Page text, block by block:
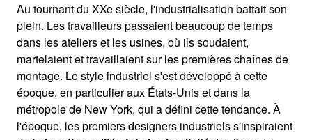
Au tournant du XXe siècle, l'industrialisation battait son
plein. Les travailleurs passaient beaucoup de temps
dans les ateliers et les usines, où ils soudaient,
martelaient et travaillaient sur les premières chaînes de
montage. Le style industriel s'est développé à cette
époque, en particulier aux États-Unis et dans la
métropole de New York, qui a défini cette tendance. À
l'époque, les premiers designers industriels s'inspiraient